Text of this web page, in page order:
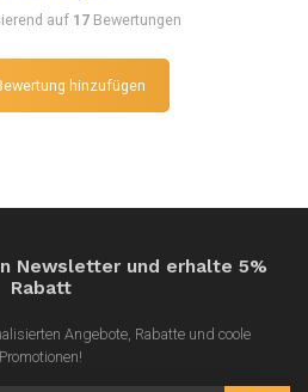
auf 17 Bewertungen
hinzufügen
Newsletter und erhalte 5%
Rabatt
Angebote, Rabatte und coole
Promotionen!